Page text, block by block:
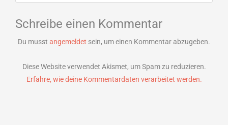
Schreibe einen Kommentar
Du musst angemeldet sein, um einen Kommentar abzugeben.
Diese Website verwendet Akismet, um Spam zu reduzieren.
Erfahre, wie deine Kommentardaten verarbeitet werden.